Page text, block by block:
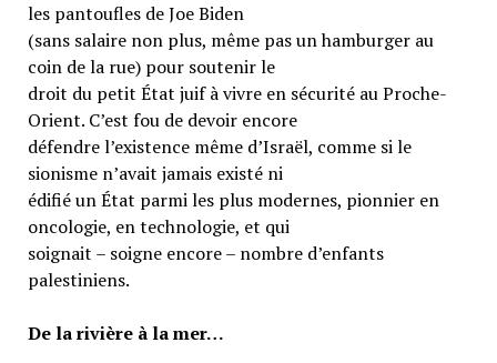
les pantoufles de Joe Biden
(sans salaire non plus, même pas un hamburger au
coin de la rue) pour soutenir le
droit du petit État juif à vivre en sécurité au Proche-
Orient. C’est fou de devoir encore
défendre l’existence même d’Israël, comme si le
sionisme n’avait jamais existé ni
édifié un État parmi les plus modernes, pionnier en
oncologie, en technologie, et qui
soignait – soigne encore – nombre d’enfants
palestiniens.
De la rivière à la mer…